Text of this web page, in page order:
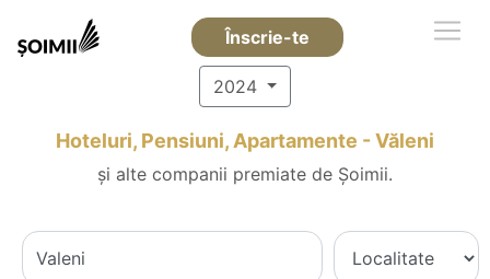
Înscrie-te
2024
Hoteluri, Pensiuni, Apartamente - Văleni
și alte companii premiate de Șoimii.